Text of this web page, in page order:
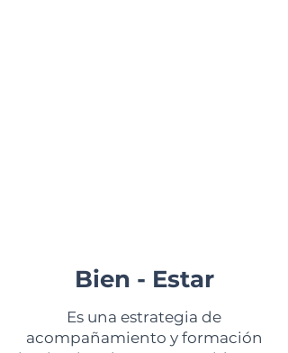
Bien - Estar
Es una estrategia de
acompañamiento y formación